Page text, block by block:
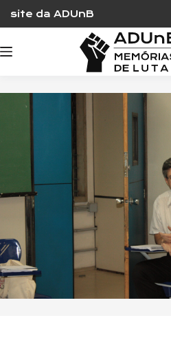
content
site da ADUnB